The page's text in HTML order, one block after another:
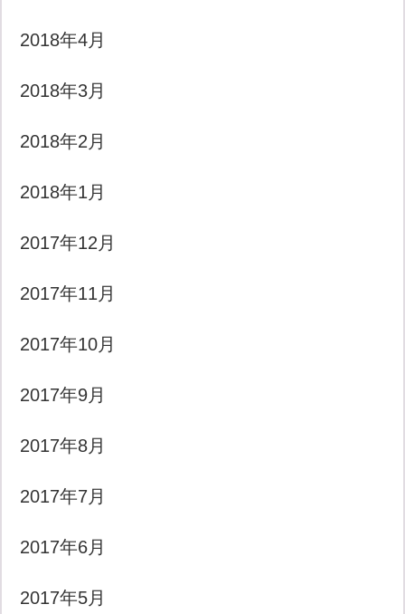
2018年4月
2018年3月
2018年2月
2018年1月
2017年12月
2017年11月
2017年10月
2017年9月
2017年8月
2017年7月
2017年6月
2017年5月